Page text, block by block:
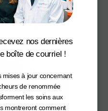
nos dernières
boîte de courriel !
mises à jour concernant
de renommée
les soins aux
montreront comment